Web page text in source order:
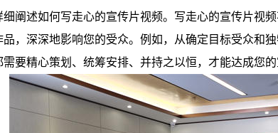
阐述如何写走心的宣传片视频。写走心的宣传片视
，深深地影响您的受众。例如，从确定目标受众和
要精心策划、统筹安排、并持之以恒，才能达成您的